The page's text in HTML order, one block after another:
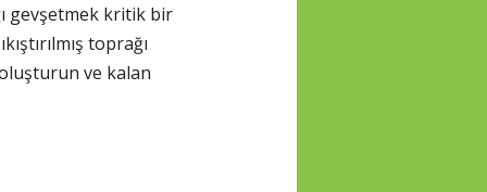
gevşetmek kritik bir
toprağı
ve kalan